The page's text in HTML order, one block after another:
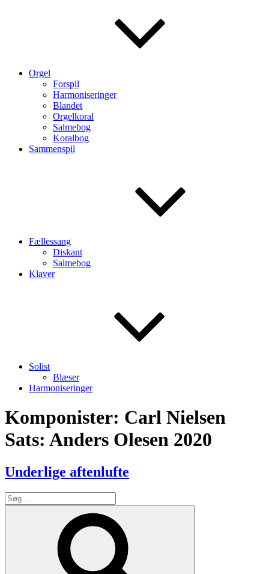
Orgel
Forspil
Harmoniseringer
Blandet
Orgelkoral
Salmebog
Koralbog
Sammenspil
Fællessang
Diskant
Salmebog
Klaver
Solist
Blæser
Harmoniseringer
Komponister: Carl Nielsen
Sats: Anders Olesen 2020
Underlige aftenlufte
Søg
efter: